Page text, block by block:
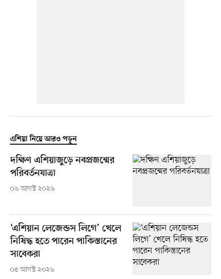
এশিয়া নিয়ে আরও পড়ুন
দক্ষিণ এশিয়াজুড়ে নবপ্রজন্মের
পরিবর্তনযাত্রা
০৬ আগস্ট ২০২৬
‘এশিয়ান লেজেন্ডস লিগে’ খেলে
নিষিদ্ধ হতে পারেন পাকিস্তানের
সাবেকরা
০৫ আগস্ট ২০২৬